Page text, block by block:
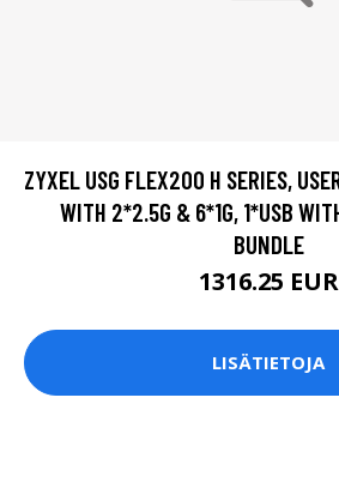
ZYXEL USG FLEX200 H SERIES,
WITH 2*2.5G & 6*1G, 1*USB
BUNDLE
1316.25 EUR
LISÄTIETOJA